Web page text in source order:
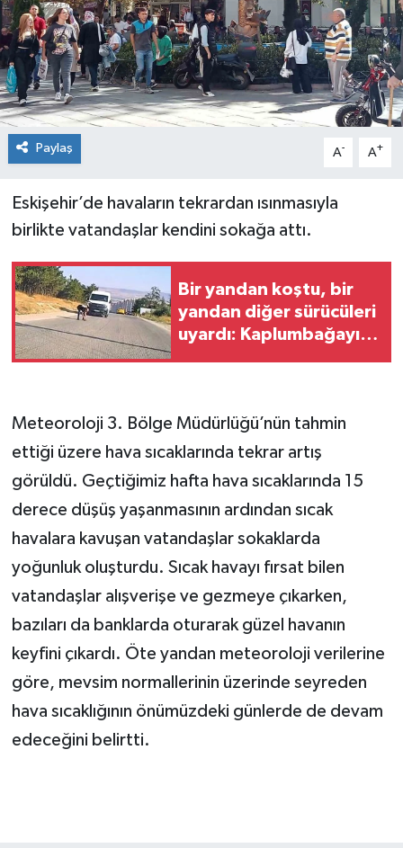
Paylaş A- A+
Eskişehir’de havaların tekrardan ısınmasıyla
birlikte vatandaşlar kendini sokağa attı.
Bir yandan koştu, bir
yandan diğer sürücüleri
uyardı: Kaplumbağayı
Meteoroloji 3. Bölge Müdürlüğü’nün tahmin
ettiği üzere hava sıcaklarında tekrar artış
görüldü. Geçtiğimiz hafta hava sıcaklarında 15
derece düşüş yaşanmasının ardından sıcak
havalara kavuşan vatandaşlar sokaklarda
yoğunluk oluşturdu. Sıcak havayı fırsat bilen
vatandaşlar alışverişe ve gezmeye çıkarken,
bazıları da banklarda oturarak güzel havanın
keyfini çıkardı. Öte yandan meteoroloji verilerine
göre, mevsim normallerinin üzerinde seyreden
hava sıcaklığının önümüzdeki günlerde de devam
edeceğini belirtti.